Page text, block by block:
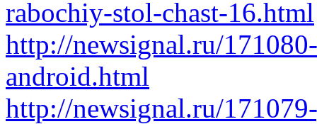
rabochiy-stol-chast-16.html
http://newsignal.ru/
android.html
http://newsignal.ru/